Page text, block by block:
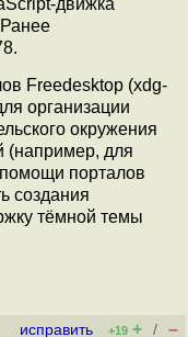
движка
Freedesktop (xdg-
организации
окружения
(например, для
порталов
создания
тёмной темы
исправить +19 + / –